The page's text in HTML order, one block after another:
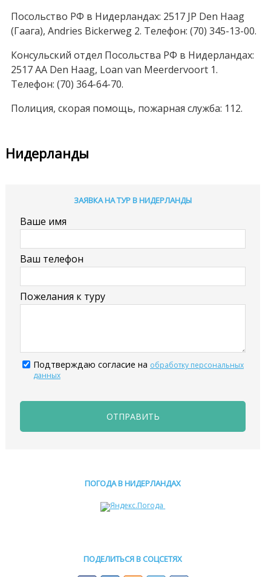
Посольство РФ в Нидерландах: 2517 JP Den Haag
(Гаага), Andries Bickerweg 2. Телефон: (70) 345-13-00.
Консульский отдел Посольства РФ в Нидерландах:
2517 AA Den Нааg, Loan van Meerdervoort 1.
Телефон: (70) 364-64-70.
Полиция, скорая помощь, пожарная служба: 112.
Нидерланды
ЗАЯВКА НА ТУР В НИДЕРЛАНДЫ
Ваше имя
Ваш телефон
Пожелания к туру
Подтверждаю согласие на обработку персональных
данных
ОТПРАВИТЬ
ПОГОДА В НИДЕРЛАНДАХ
ПОДЕЛИТЬСЯ В СОЦСЕТЯХ